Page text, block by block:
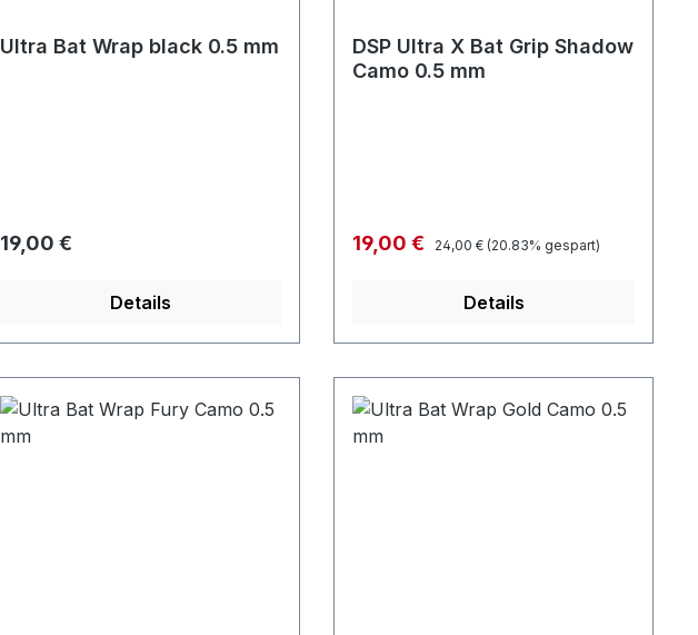
Ultra Bat Wrap black 0.5 mm
Regulärer Preis:
19,00 €
Details
DSP Ultra X Bat Grip Shadow
Camo 0.5 mm
Verkaufspreis:
19,00 € Regulärer Preis:
24,00 € (20.83% gespart)
Details